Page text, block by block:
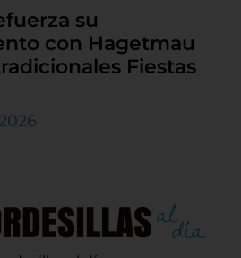
su
con Hagetmau
Fiestas